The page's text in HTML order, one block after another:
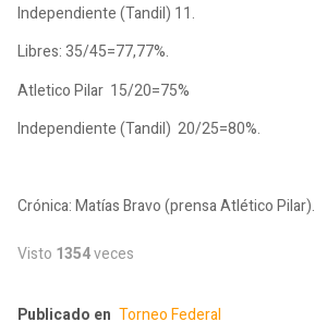
Independiente (Tandil) 11.
Libres: 35/45=77,77%.
Atletico Pilar 15/20=75%
Independiente (Tandil) 20/25=80%.
Crónica: Matías Bravo (prensa Atlético Pilar).
Visto 1354veces
Publicado en Torneo Federal